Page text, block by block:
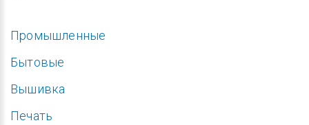
Промышленные
Бытовые
Вышивка
Печать